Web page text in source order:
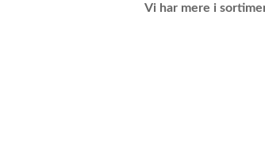
Vi har mere i